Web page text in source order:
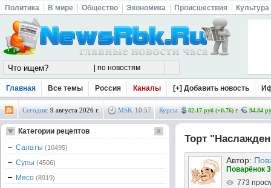
Политика В мире Общество Экономика Происшествия Культура
Главная Все темы Россия Каналы [+] Добавить новость
Сегодня: 9 августа 2026 г. MSK 10:57 Курсы: 82.17 руб (+0.76) 94.84
Торт
Автор:
Поварёнок
773
Категории рецептов
Салаты (10495)
Супы (4506)
Мясо (8919)